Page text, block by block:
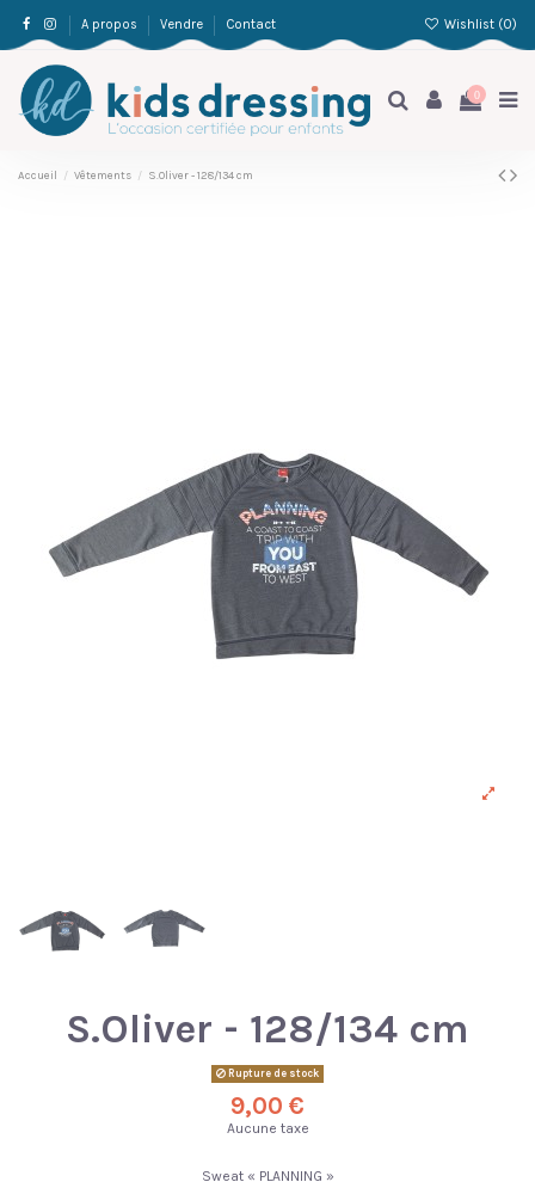
A propos Vendre Contact Wishlist (0)
0
Accueil Vêtements S.Oliver - 128/134 cm
S.Oliver - 128/134 cm
Rupture de stock
9,00 €
Aucune taxe
Sweat « PLANNING »